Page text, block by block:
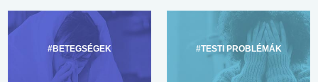
#BETEGSÉGEK #TESTI PROBLÉMÁK